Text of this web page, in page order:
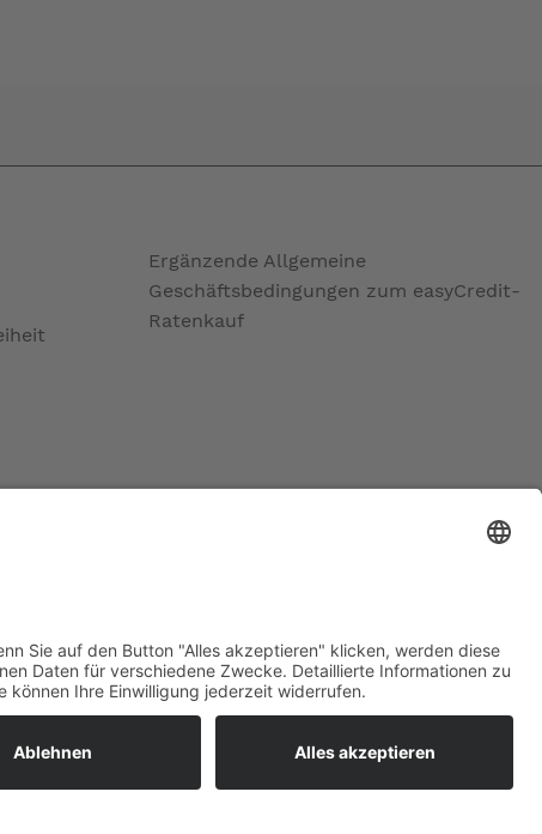
Ergänzende Allgemeine
Geschäftsbedingungen zum easyCredit-
Ratenkauf